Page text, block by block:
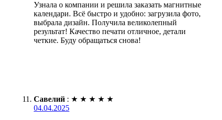
Узнала о компании и решила заказать магнитные
календари. Всё быстро и удобно: загрузила фото,
выбрала дизайн. Получила великолепный
результат! Качество печати отличное, детали
четкие. Буду обращаться снова!
Савелий : ★ ★ ★ ★ ★
04.04.2025